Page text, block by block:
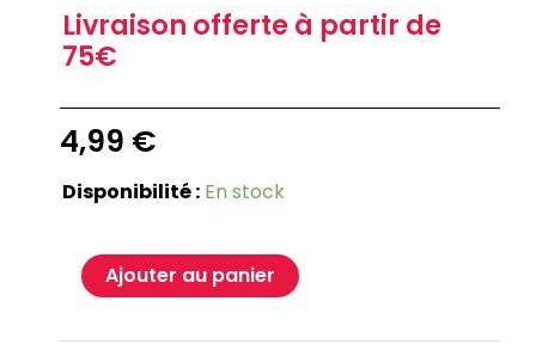
Livraison offerte à partir de
75€
4,99 €
Disponibilité : En stock
Ajouter au panier